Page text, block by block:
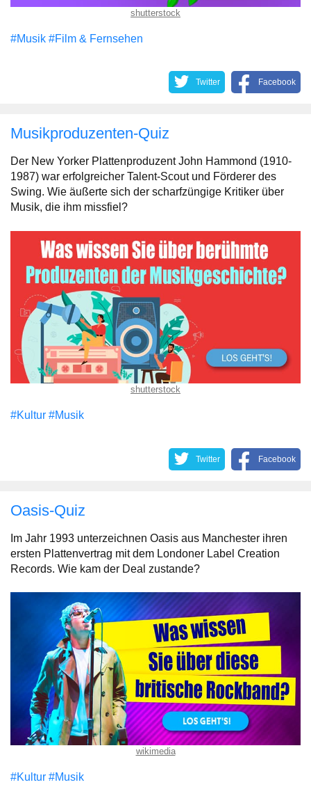
shutterstock
#Musik #Film & Fernsehen
Twitter Facebook
Musikproduzenten-Quiz
Der New Yorker Plattenproduzent John Hammond (1910-
1987) war erfolgreicher Talent-Scout und Förderer des
Swing. Wie äußerte sich der scharfzüngige Kritiker über
Musik, die ihm missfiel?
shutterstock
#Kultur #Musik
Twitter Facebook
Oasis-Quiz
Im Jahr 1993 unterzeichnen Oasis aus Manchester ihren
ersten Plattenvertrag mit dem Londoner Label Creation
Records. Wie kam der Deal zustande?
wikimedia
#Kultur #Musik